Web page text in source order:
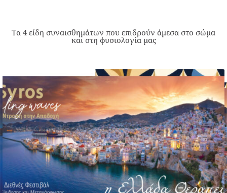
Τα 4 είδη συναισθημάτων που επιδρούν άμεσα στο σώμα
και στη φυσιολογία μας